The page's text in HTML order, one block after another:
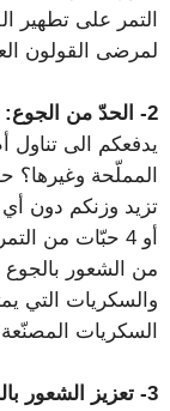
التمر على تطهير
لمرضى القولون
2- الحدّ من الجوع:
يدفعكم الى
المملّحة وغيرها؟
أو 4 حبّات من
من الشعور بالجوع
والسكريات التي
السكريات
3- تعزيز الشعور